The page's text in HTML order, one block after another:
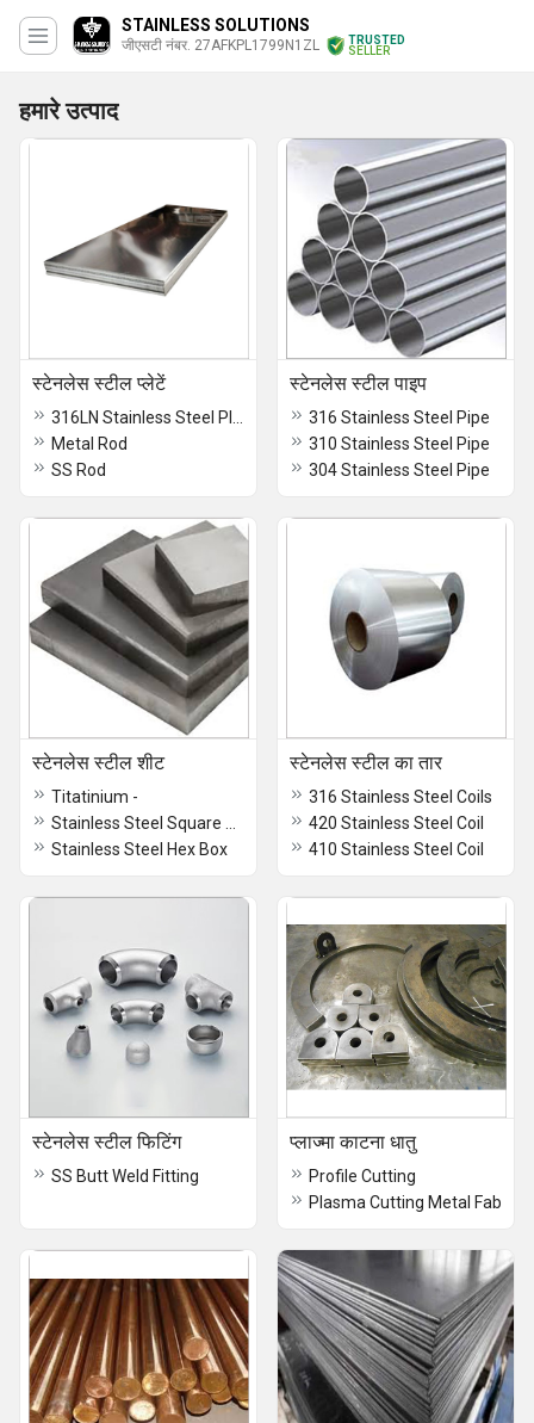
STAINLESS SOLUTIONS
जीएसटी नंबर. 27AFKPL1799N1ZL
TRUSTED
SELLER
हमारे उत्पाद
स्टेनलेस स्टील प्लेटें
Metal Rod
SS Rod
स्टेनलेस स्टील पाइप
316 Stainless Steel Pipe
310 Stainless Steel Pipe
304 Stainless Steel Pipe
स्टेनलेस स्टील शीट
Titatinium -
Stainless Steel Hex Box
स्टेनलेस स्टील का तार
316 Stainless Steel Coils
420 Stainless Steel Coil
410 Stainless Steel Coil
स्टेनलेस स्टील फिटिंग
SS Butt Weld Fitting
प्लाज्मा काटना धातु
Profile Cutting
Plasma Cutting Metal Fab